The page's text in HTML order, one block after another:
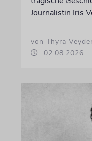
Journalistin Iris
von Thyra
02.08.2026